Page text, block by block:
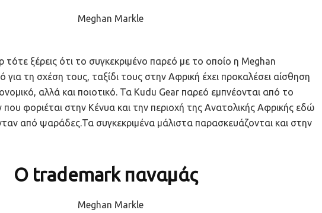
τότε ξέρεις ότι το συγκεκριμένο παρεό με το οποίο η Meghan
για τη σχέση τους, ταξίδι τους στην Αφρική έχει προκαλέσει αίσθηση
αλλά και ποιοτικό. Τα Kudu Gear παρεό εμπνέονται από το
φοριέται στην Κένυα και την περιοχή της Ανατολικής Αφρικής εδώ
από ψαράδες.Τα συγκεκριμένα μάλιστα παρασκευάζονται και στην
Ο trademark παναμάς